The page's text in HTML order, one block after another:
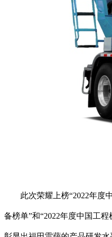
此次荣耀上榜“2022年度
备榜单”和“2022年度中国工